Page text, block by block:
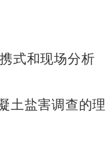
式和现场分析
土盐害调查的理